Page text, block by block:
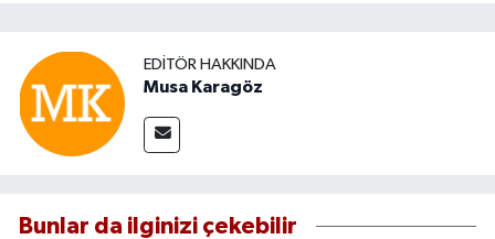
EDITÖR HAKKINDA
Musa Karagöz
Bunlar da ilginizi çekebilir